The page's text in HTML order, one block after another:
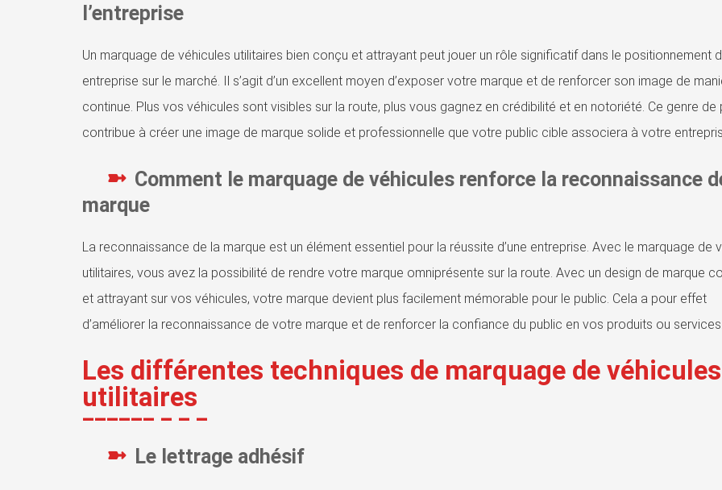
l’entreprise
Un marquage de véhicules utilitaires bien conçu et attrayant peut jouer un rôle significatif dans le positionnement
entreprise sur le marché. Il s’agit d’un excellent moyen d’exposer votre marque et de renforcer son image de
continue. Plus vos véhicules sont visibles sur la route, plus vous gagnez en crédibilité et en notoriété. Ce genre de
contribue à créer une image de marque solide et professionnelle que votre public cible associera à votre
Comment le marquage de véhicules renforce la reconnaissance
marque
La reconnaissance de la marque est un élément essentiel pour la réussite d’une entreprise. Avec le marquage de
utilitaires, vous avez la possibilité de rendre votre marque omniprésente sur la route. Avec un design de marque
et attrayant sur vos véhicules, votre marque devient plus facilement mémorable pour le public. Cela a pour effet
d’améliorer la reconnaissance de votre marque et de renforcer la confiance du public en vos produits ou services.
Les différentes techniques de marquage de véhicules
utilitaires
Le lettrage adhésif